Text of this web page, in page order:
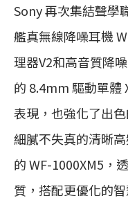
Sony 再次集結聲學
艦真無線降噪耳機
理器V2和高音質降
的 8.4mm 驅動單體
表現，也強化了出
細膩不失真的清晰
的 WF-1000XM5，
質，搭配更優化的